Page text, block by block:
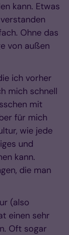
kann. Etwas
Ohne das
von außen
ich vorher
mich schnell
mit
für mich
wie jede
und
kann.
die man
(also
einen sehr
Oft sogar